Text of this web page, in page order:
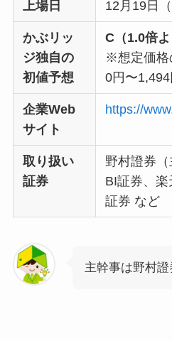
上場日 12月19日（
かぶリッ
ジ独自の
初値予想
C（1.0倍
※想定価格
0円〜1,494
企業Web
サイト
https://
取り扱い
証券
野村證券
BI証券、
証券 など
主幹事は野村證